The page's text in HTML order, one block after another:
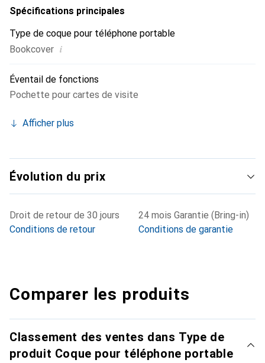
Spécifications principales
Type de coque pour téléphone portable
Bookcover i
Éventail de fonctions
Pochette pour cartes de visite
Afficher plus
Évolution du prix
Droit de retour de 30 jours
Conditions de retour
24 mois Garantie (Bring-in)
Conditions de garantie
Comparer les produits
Classement des ventes dans Type de
produit Coque pour téléphone portable